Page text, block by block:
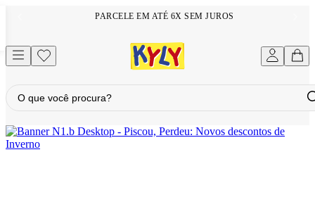
PARCELE EM ATÉ 6X SEM JUROS